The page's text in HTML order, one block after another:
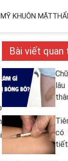
KHUÔN MẶT
Bài viết quan
có